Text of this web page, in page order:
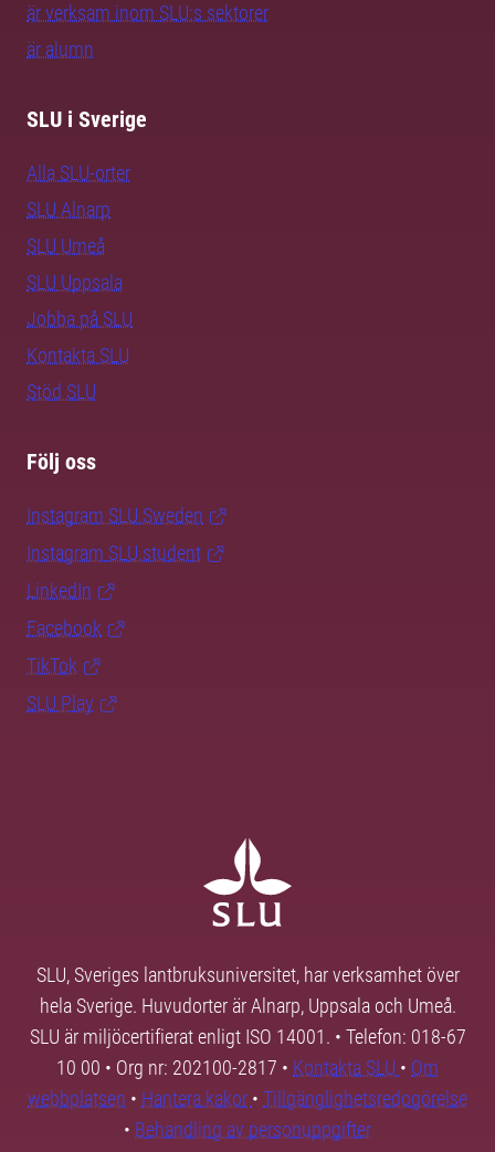
är verksam inom SLU:s sektorer
är alumn
SLU i Sverige
Alla SLU-orter
SLU Alnarp
SLU Umeå
SLU Uppsala
Jobba på SLU
Kontakta SLU
Stöd SLU
Följ oss
Instagram SLU.Sweden
Instagram SLU.student
LinkedIn
Facebook
TikTok
SLU Play
SLU, Sveriges lantbruksuniversitet, har verksamhet över
hela Sverige. Huvudorter är Alnarp, Uppsala och Umeå.
SLU är miljöcertifierat enligt ISO 14001. • Telefon: 018-67
10 00 • Org nr: 202100-2817 • Kontakta SLU • Om
webbplatsen • Hantera kakor • Tillgänglighetsredogörelse
• Behandling av personuppgifter